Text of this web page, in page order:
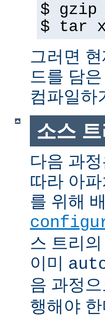
$ gzip
$ tar
그러면
드를 담
컴파일하
소스
다음 과
따라 아
를 위해
스 트리
이미
음 과정
행해야